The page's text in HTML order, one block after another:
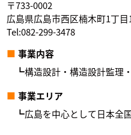
〒733-0002
広島県広島市西区楠木町1丁
Tel:082-299-3478
事業内容
構造設計・構造設計監理
事業エリア
広島を中心として日本全